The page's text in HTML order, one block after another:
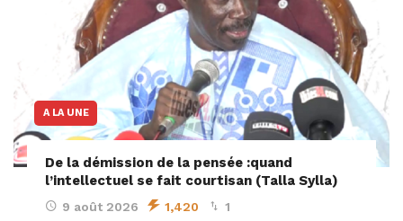
A LA UNE
De la démission de la pensée :quand
l’intellectuel se fait courtisan (Talla Sylla)
9 août 2026 1,420 1